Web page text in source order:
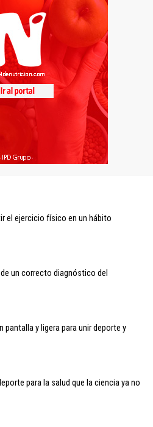
el ejercicio físico en un hábito
un correcto diagnóstico del
pantalla y ligera para unir deporte y
para la salud que la ciencia ya no